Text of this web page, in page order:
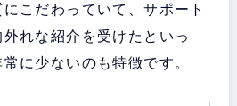
こだわっていて、サポート
れな紹介を受けたといっ
に少ないのも特徴です。